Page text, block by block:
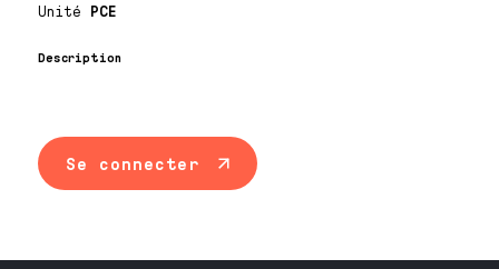
Unité PCE
Description
Se connecter